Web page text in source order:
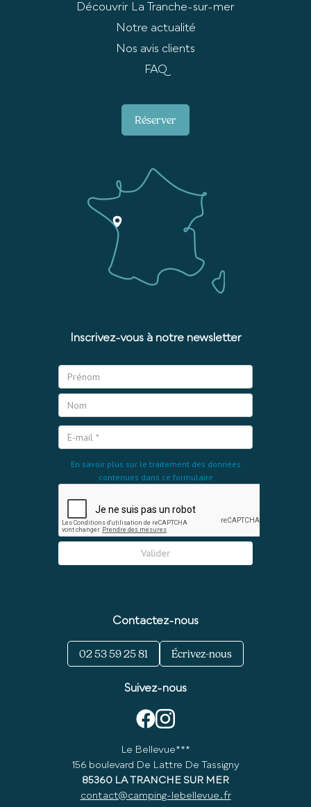
Contactez-nous
02 53 59 25 81 Écrivez-nous
Suivez-nous
Le Bellevue***
156 boulevard De Lattre De Tassigny
85360 LA TRANCHE SUR MER
contact@camping-lebellevue.fr
Découvrir La Tranche-sur-mer
Notre actualité
Nos avis clients
FAQ
Réserver
Inscrivez-vous à notre newsletter